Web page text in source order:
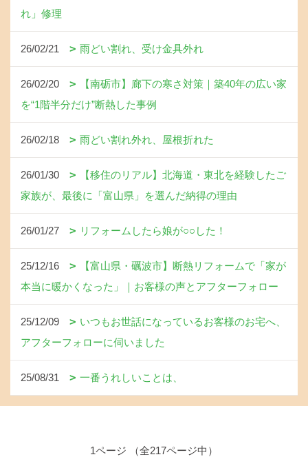
れ」修理
26/02/21 雨どい割れ、受け金具外れ
26/02/20
【南砺市】廊下の寒さ対策｜築40年の広い家
を“1階半分だけ”断熱した事例
26/02/18 雨どい割れ外れ、屋根折れた
26/01/30
【移住のリアル】北海道・東北を経験したご
家族が、最後に「富山県」を選んだ納得の理由
26/01/27 リフォームしたら娘が○○した！
25/12/16
【富山県・礪波市】断熱リフォームで「家が
本当に暖かくなった」｜お客様の声とアフターフォロー
25/12/09
いつもお世話になっているお客様のお宅へ、
アフターフォローに伺いました
25/08/31 一番うれしいことは、
1ページ （全217ページ中）